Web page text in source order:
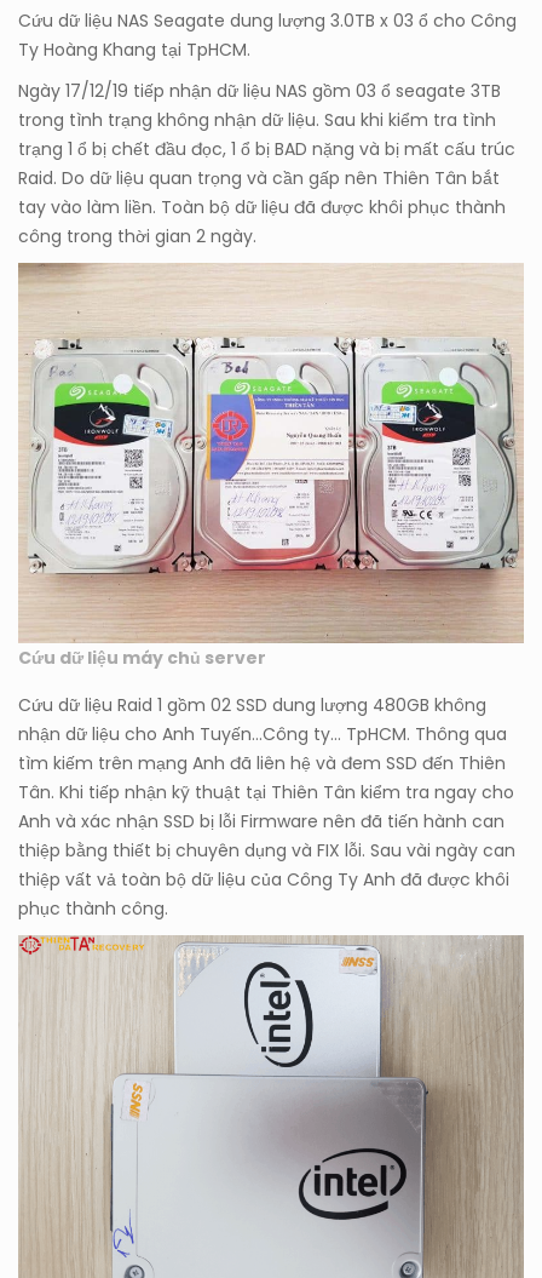
Cứu dữ liệu NAS Seagate dung lượng 3.0TB x 03 ổ cho Công
Ty Hoàng Khang tại TpHCM.
Ngày 17/12/19 tiếp nhận dữ liệu NAS gồm 03 ổ seagate 3TB
trong tình trạng không nhận dữ liệu. Sau khi kiểm tra tình
trạng 1 ổ bị chết đầu đọc, 1 ổ bị BAD nặng và bị mất cấu trúc
Raid. Do dữ liệu quan trọng và cần gấp nên Thiên Tân bắt
tay vào làm liền. Toàn bộ dữ liệu đã được khôi phục thành
công trong thời gian 2 ngày.
Cứu dữ liệu máy chủ server
Cứu dữ liệu Raid 1 gồm 02 SSD dung lượng 480GB không
nhận dữ liệu cho Anh Tuyến…Công ty… TpHCM. Thông qua
tìm kiếm trên mạng Anh đã liên hệ và đem SSD đến Thiên
Tân. Khi tiếp nhận kỹ thuật tại Thiên Tân kiểm tra ngay cho
Anh và xác nhận SSD bị lỗi Firmware nên đã tiến hành can
thiệp bằng thiết bị chuyên dụng và FIX lỗi. Sau vài ngày can
thiệp vất vả toàn bộ dữ liệu của Công Ty Anh đã được khôi
phục thành công.